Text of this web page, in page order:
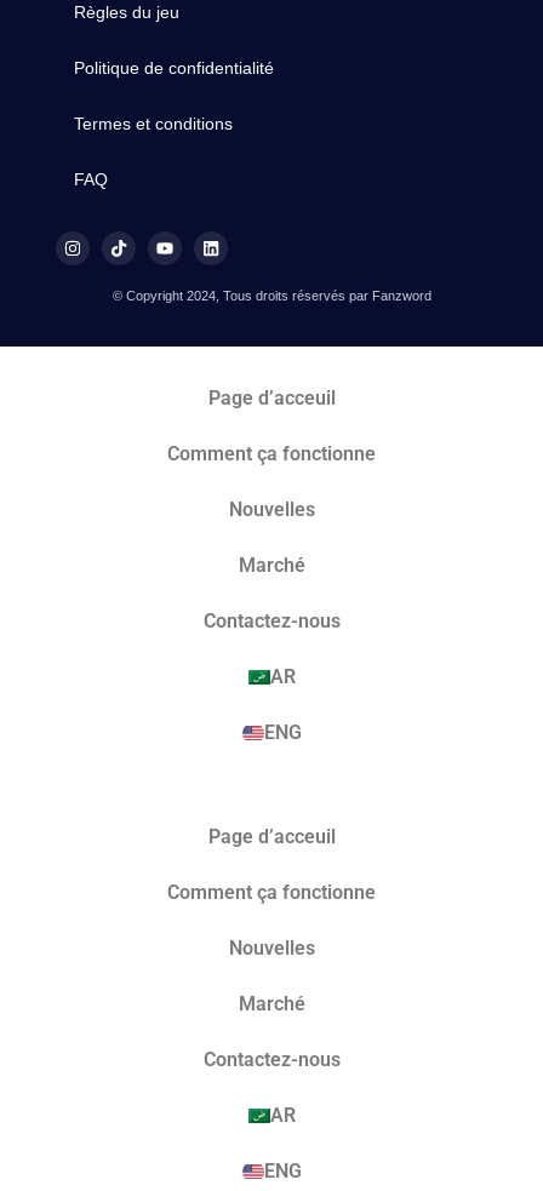
Règles du jeu
Politique de confidentialité
Termes et conditions
FAQ
© Copyright 2024, Tous droits réservés par Fanzword
Page d’acceuil
Comment ça fonctionne
Nouvelles
Marché​
Contactez-nous
AR
ENG
Page d’acceuil
Comment ça fonctionne
Nouvelles
Marché​
Contactez-nous
AR
ENG